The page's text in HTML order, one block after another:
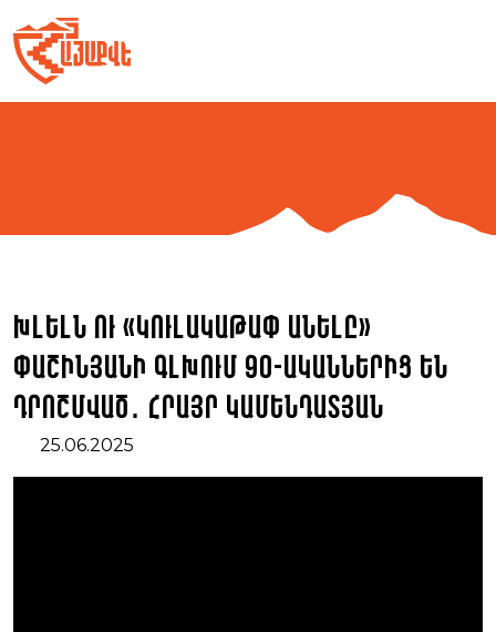
to
content
Խլելն ու «կուլակաթափ անելը»
Փաշինյանի գլխում 90-ականներից են
դրոշմված․ Հրայր Կամենդատյան
25.06.2025